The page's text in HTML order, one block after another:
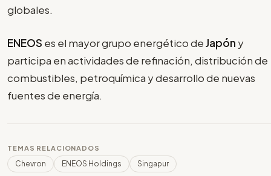
globales.
ENEOS es el mayor grupo energético deJapón y
participa en actividades de refinación, distribución de
combustibles, petroquímica y desarrollo de nuevas
fuentes de energía.
TEMAS RELACIONADOS
Chevron ENEOS Holdings Singapur